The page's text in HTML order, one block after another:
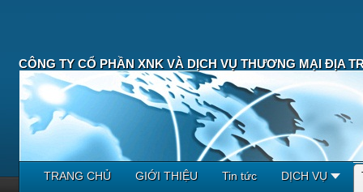
CÔNG TY CỔ PHẦN XNK VÀ DỊCH VỤ THƯƠNG MẠI ĐỊA
TRANG CHỦ GIỚI THIỆU Tin tức DỊCH VỤ